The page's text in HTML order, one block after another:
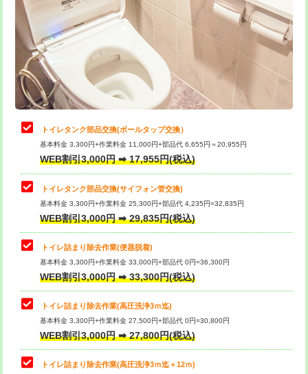
トイレタンク部品交換(ボールタップ交換）
基本料金 3,300円+作業料金 11,000円+部品代 6,655円＝20,955円
WEB割引3,000円 ➡ 17,955円(税込)
トイレタンク部品交換(サイフォン管交換)
基本料金 3,300円+作業料金 25,300円+部品代 4,235円=32,835円
WEB割引3,000円 ➡ 29,835円(税込)
トイレ詰まり除去作業(便器脱着)
基本料金 3,300円+作業料金 33,000円+部品代 0円=36,300円
WEB割引3,000円 ➡ 33,300円(税込)
トイレ詰まり除去作業(高圧洗浄3ｍ迄)
基本料金 3,300円+作業料金 27,500円+部品代 0円=30,800円
WEB割引3,000円 ➡ 27,800円(税込)
トイレ詰まり除去作業(高圧洗浄3ｍ迄＋12ｍ)